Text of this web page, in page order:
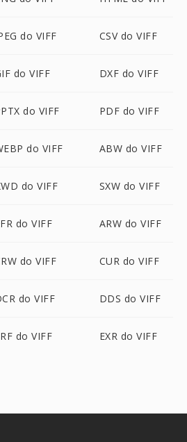
do VIFF CSV do VIFF
do VIFF DXF do VIFF
do VIFF PDF do VIFF
do VIFF ABW do VIFF
do VIFF SXW do VIFF
do VIFF ARW do VIFF
do VIFF CUR do VIFF
do VIFF DDS do VIFF
do VIFF EXR do VIFF